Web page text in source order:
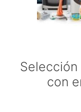
con